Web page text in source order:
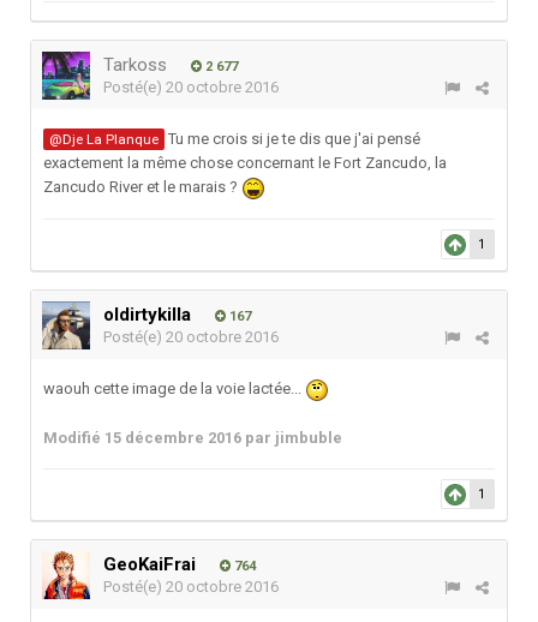
Tarkoss 2 677
Posté(e) 20 octobre 2016
@Dje La Planque Tu me crois si je te dis que j'ai pensé
exactement la même chose concernant le Fort Zancudo, la
Zancudo River et le marais ?
1
oldirtykilla 167
Posté(e) 20 octobre 2016
waouh cette image de la voie lactée...
Modifié 15 décembre 2016 par jimbuble
1
GeoKaiFrai 764
Posté(e) 20 octobre 2016